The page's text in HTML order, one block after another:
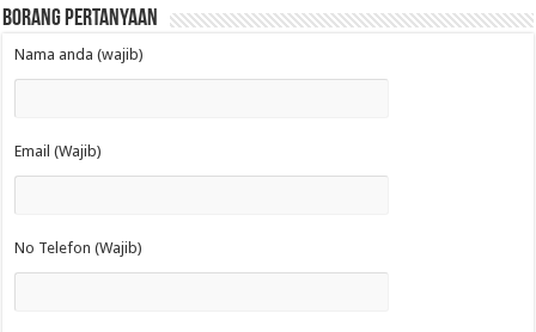
Borang Pertanyaan
Nama anda (wajib)
Email (Wajib)
No Telefon (Wajib)